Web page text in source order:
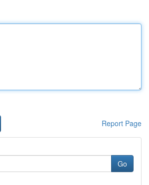
Report Page
Go